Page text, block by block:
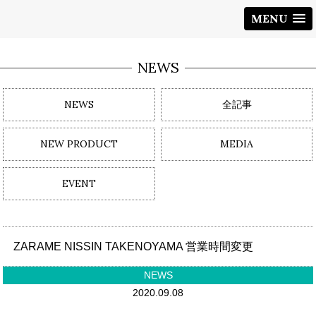
MENU
NEWS
NEWS 全記事
NEW PRODUCT MEDIA
EVENT
ZARAME NISSIN TAKENOYAMA 営業時間変更
NEWS
2020.09.08